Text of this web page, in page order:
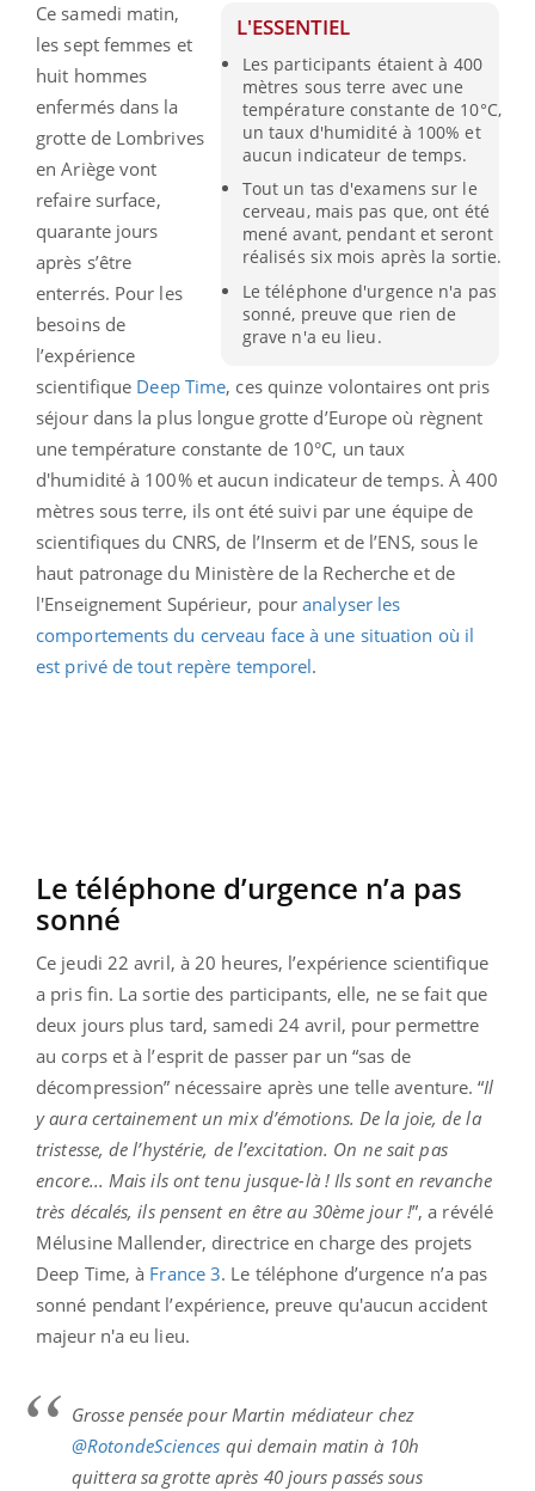
L'ESSENTIEL
Les participants étaient à 400
mètres sous terre avec une
température constante de 10°C,
un taux d'humidité à 100% et
aucun indicateur de temps.
Tout un tas d'examens sur le
cerveau, mais pas que, ont été
mené avant, pendant et seront
réalisés six mois après la sortie.
Le téléphone d'urgence n'a pas
sonné, preuve que rien de
grave n'a eu lieu.
Ce samedi matin,
les sept femmes et
huit hommes
enfermés dans la
grotte de Lombrives
en Ariège vont
refaire surface,
quarante jours
après s’être
enterrés. Pour les
besoins de
l’expérience
scientifique Deep Time, ces quinze volontaires ont pris
séjour dans la plus longue grotte d’Europe où règnent
une température constante de 10°C, un taux
d'humidité à 100% et aucun indicateur de temps. À 400
mètres sous terre, ils ont été suivi par une équipe de
scientifiques du CNRS, de l’Inserm et de l’ENS, sous le
haut patronage du Ministère de la Recherche et de
l'Enseignement Supérieur, pouranalyser les
comportements du cerveau face à une situation où il
est privé de tout repère temporel.
Le téléphone d’urgence n’a pas
sonné
Ce jeudi 22 avril, à 20 heures, l’expérience scientifique
a pris fin. La sortie des participants, elle, ne se fait que
deux jours plus tard, samedi 24 avril, pour permettre
au corps et à l’esprit de passer par un “sas de
décompression” nécessaire après une telle aventure. “Il
y aura certainement un mix d’émotions. De la joie, de la
tristesse, de l’hystérie, de l’excitation. On ne sait pas
encore... Mais ils ont tenu jusque-là ! Ils sont en revanche
très décalés, ils pensent en être au 30ème jour !”, a révélé
Mélusine Mallender, directrice en charge des projets
Deep Time, à France 3. Le téléphone d’urgence n’a pas
sonné pendant l’expérience, preuve qu'aucun accident
majeur n'a eu lieu.
Grosse pensée pour Martin médiateur chez
@RotondeSciences qui demain matin à 10h
quittera sa grotte après 40 jours passés sous